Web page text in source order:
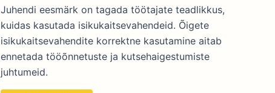
Juhendi eesmärk on tagada töötajate teadlikkus,
kuidas kasutada isikukaitsevahendeid. Õigete
isikukaitsevahendite korrektne kasutamine aitab
ennetada tööõnnetuste ja kutsehaigestumiste
juhtumeid.